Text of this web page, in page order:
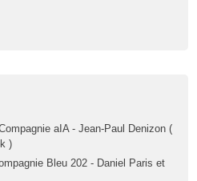
aIA - Jean-Paul Denizon (
)
Bleu 202 - Daniel Paris et